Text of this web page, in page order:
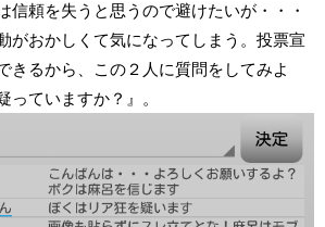
信頼を失うと思うので避けたいが・・・
がおかしくて気になってしまう。投票宣
きるから、この２人に質問をしてみよ
っていますか？』。